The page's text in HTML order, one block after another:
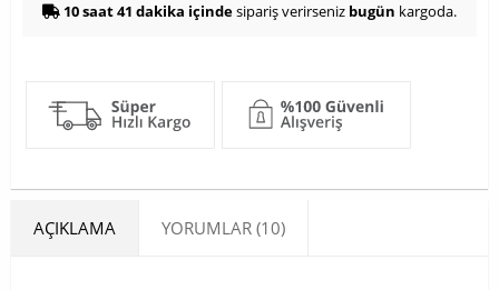
10 saat 41 dakika içindesipariş verirseniz bugün kargoda.
AÇIKLAMA YORUMLAR (10)